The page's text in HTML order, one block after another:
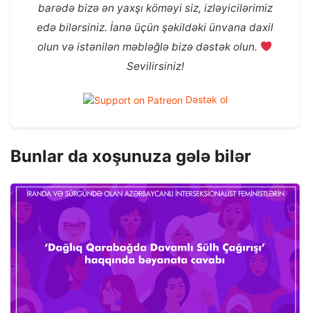
barədə bizə ən yaxşı köməyi siz, izləyicilərimiz
edə bilərsiniz. İanə üçün şəkildəki ünvana daxil
olun və istənilən məbləğlə bizə dəstək olun.
Sevilirsiniz!
Dəstək ol
Bunlar da xoşunuza gələ bilər